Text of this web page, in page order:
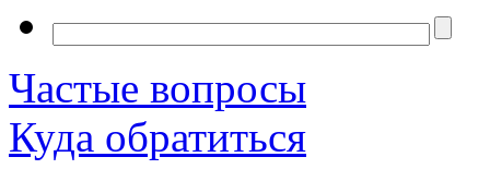
Частые вопросы
Куда обратиться